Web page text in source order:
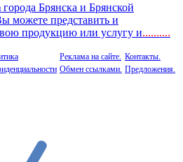
города Брянска и Брянской
можете представить и
продукцию или услугу и..........
Реклама на сайте.
Обмен ссылками.
Контакты.
Предложения.